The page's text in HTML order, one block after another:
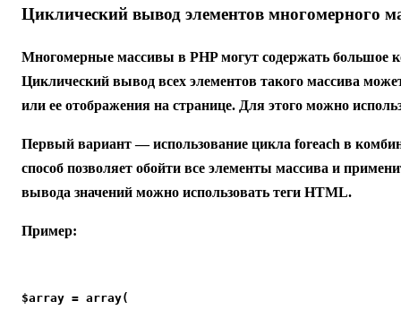
Циклический вывод элементов многомерного
Многомерные массивы в PHP могут содержать большое
Циклический вывод всех элементов такого массива
или ее отображения на странице. Для этого можно
Первый вариант — использование цикла foreach в
способ позволяет обойти все элементы массива и
вывода значений можно использовать теги HTML.
Пример:
$array = array(